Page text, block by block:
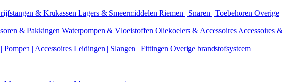
& Krukassen Lagers & Smeermiddelen Riemen | Snaren | Toebehoren Overige
& Pakkingen Waterpompen & Vloeistoffen Oliekoelers & Accessoires Accessoires &
Pompen | Accessoires Leidingen | Slangen | Fittingen Overige brandstofsysteem